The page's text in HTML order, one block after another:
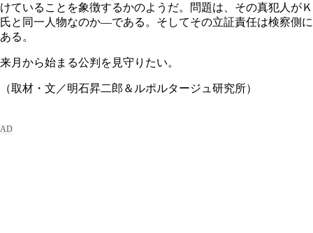
けていることを象徴するかのようだ。問題は、その真犯人がＫ
氏と同一人物なのか―である。そしてその立証責任は検察側に
ある。
来月から始まる公判を見守りたい。
（取材・文／明石昇二郎＆ルポルタージュ研究所）